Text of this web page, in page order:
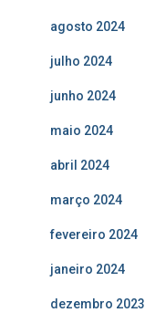
agosto 2024
julho 2024
junho 2024
maio 2024
abril 2024
março 2024
fevereiro 2024
janeiro 2024
dezembro 2023